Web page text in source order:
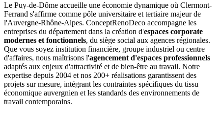
Le Puy-de-Dôme accueille une économie dynamique où Clermont-
Ferrand s'affirme comme pôle universitaire et tertiaire majeur de
l'Auvergne-Rhône-Alpes. ConceptRenoDeco accompagne les
entreprises du département dans la création d'espaces corporate
modernes et fonctionnels, du siège social aux agences régionales.
Que vous soyez institution financière, groupe industriel ou centre
d'affaires, nous maîtrisons l'agencement d'espaces professionnels
adaptés aux enjeux d'attractivité et de bien-être au travail. Notre
expertise depuis 2004 et nos 200+ réalisations garantissent des
projets sur mesure, intégrant les contraintes spécifiques du tissu
économique auvergnien et les standards des environnements de
travail contemporains.